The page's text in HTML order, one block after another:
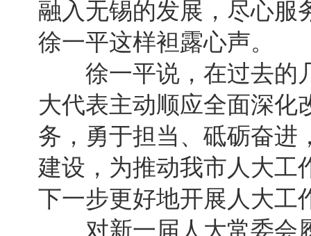
融入无锡的发展，尽心服
徐一平这样袒露心声。
徐一平说，在过去的
大代表主动顺应全面深化
务，勇于担当、砥砺奋进
建设，为推动我市人大工
下一步更好地开展人大工
对新一届人大常委会